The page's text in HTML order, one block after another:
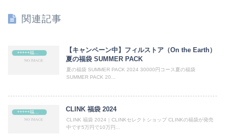
関連記事
【キャンペーン中】フィルストア（On the Earth）
夏の福袋 SUMMER PACK
夏の福袋 SUMMER PACK 2024 30000円コース夏の福袋
SUMMER PACK 20...
CLINK 福袋 2024
CLINK 福袋 2024｜CLINKセレクトショップ CLINKの福袋が発売
中です5万円で10万円...